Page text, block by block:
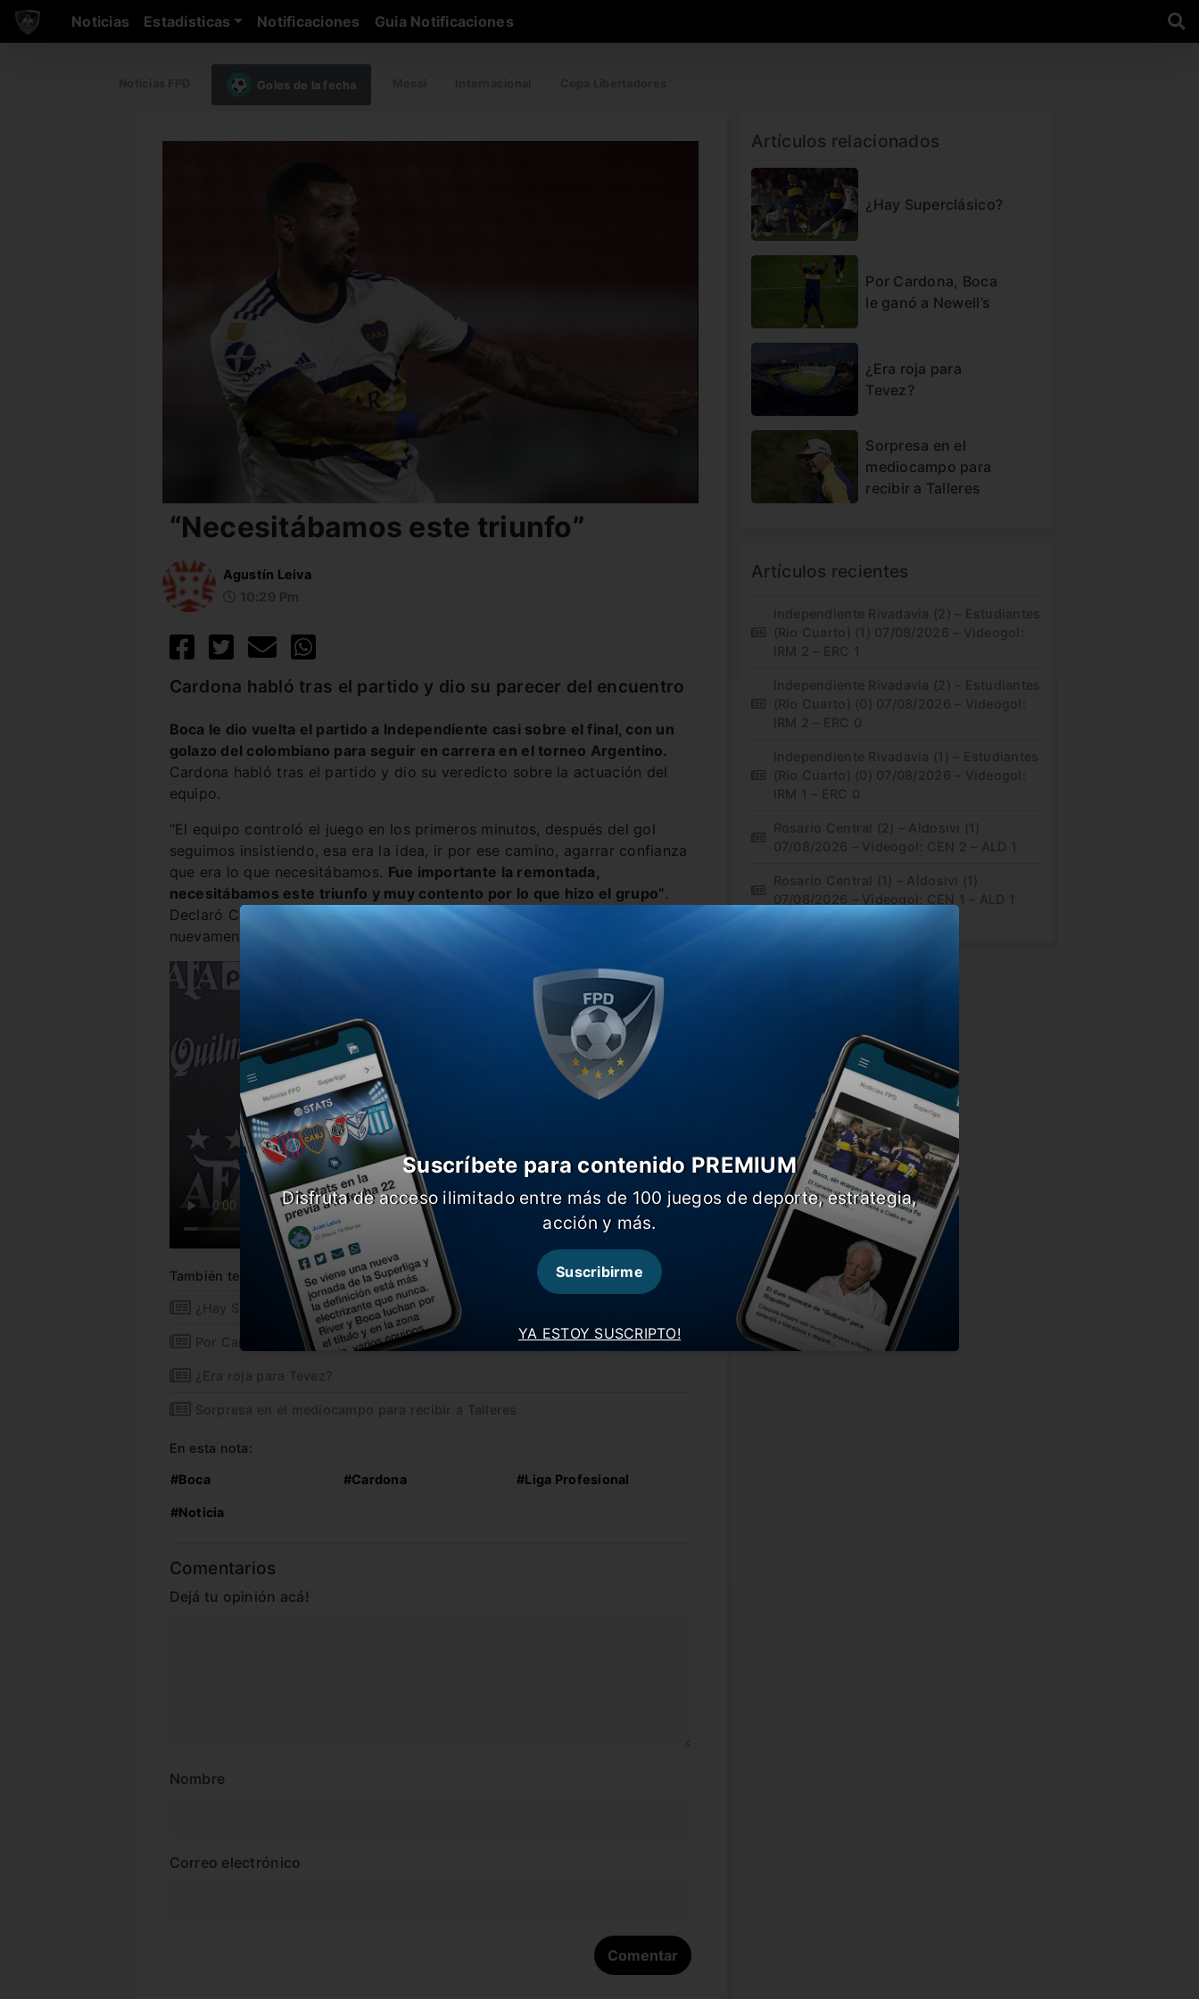
Noticias Estadísticas Notificaciones Guia Notificaciones
Goles de la fecha
“Necesitábamos este triunfo”
Agustín Leiva
Cardona habló tras el partido y dio su parecer del encuentro
Boca le dio vuelta el partido a Independiente casi sobre el final, con un
golazo del colombiano para seguir en carrera en el torneo Argentino.
Cardona habló tras el partido y dio su veredicto sobre la actuación del
equipo.
“El equipo controló el juego en los primeros minutos, después del gol
seguimos insistiendo, esa era la idea, ir por ese camino, agarrar confianza
que era lo que necesitábamos. Fue importante la remontada,
necesitábamos este triunfo y muy contento por lo que hizo el grupo”.
Declaró Cardona, que ingresó en el segundo tiempo y le cambió
nuevamente la cara al conjunto de Russo.
También te puede interesar
¿Hay Superclásico?
Por Cardona, Boca le ganó a Newell’s
¿Era roja para Tevez?
Sorpresa en el mediocampo para recibir a Talleres
En esta nota:
#Boca #Cardona #Liga Profesional
#Noticia
Comentarios
Dejá tu opinión acá!
Nombre
Correo electrónico
Artículos relacionados
¿Hay Superclásico?
Por Cardona, Boca
le ganó a Newell’s
¿Era roja para
Tevez?
Sorpresa en el
mediocampo para
recibir a Talleres
Artículos recientes
Independiente Rivadavia (2) – Estudiantes
(Río Cuarto) (1) 07/08/2026 – Videogol:
IRM 2 – ERC 1
Independiente Rivadavia (2) – Estudiantes
(Río Cuarto) (0) 07/08/2026 – Videogol:
IRM 2 – ERC 0
Independiente Rivadavia (1) – Estudiantes
(Río Cuarto) (0) 07/08/2026 – Videogol:
IRM 1 – ERC 0
Rosario Central (2) – Aldosivi (1)
07/08/2026 – Videogol: CEN 2 – ALD 1
Rosario Central (1) – Aldosivi (1)
07/08/2026 – Videogol: CEN 1 – ALD 1
YA ESTOY SUSCRIPTO!
Suscríbete para contenido PREMIUM
Disfruta de acceso ilimitado entre más de 100 juegos de deporte, estrategia,
acción y más.
Suscribirme